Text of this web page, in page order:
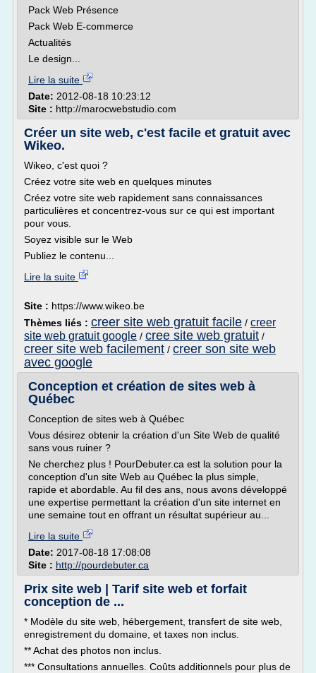
Pack Web Présence
Pack Web E-commerce
Actualités
Le design...
Lire la suite
Date: 2012-08-18 10:23:12
Site : http://marocwebstudio.com
Créer un site web, c'est facile et gratuit avec
Wikeo.
Wikeo, c'est quoi ?
Créez votre site web en quelques minutes
Créez votre site web rapidement sans connaissances
particulières et concentrez-vous sur ce qui est important
pour vous.
Soyez visible sur le Web
Publiez le contenu...
Lire la suite
Site : https://www.wikeo.be
Thèmes liés : creer site web gratuit facile / creer
site web gratuit google / cree site web gratuit /
creer site web facilement / creer son site web
avec google
Conception et création de sites web à
Québec
Conception de sites web à Québec
Vous désirez obtenir la création d'un Site Web de qualité
sans vous ruiner ?
Ne cherchez plus ! PourDebuter.ca est la solution pour la
conception d'un site Web au Québec la plus simple,
rapide et abordable. Au fil des ans, nous avons développé
une expertise permettant la création d'un site internet en
une semaine tout en offrant un résultat supérieur au...
Lire la suite
Date: 2017-08-18 17:08:08
Site : http://pourdebuter.ca
Prix site web | Tarif site web et forfait
conception de ...
* Modèle du site web, hébergement, transfert de site web,
enregistrement du domaine, et taxes non inclus.
** Achat des photos non inclus.
*** Consultations annuelles. Coûts additionnels pour plus de